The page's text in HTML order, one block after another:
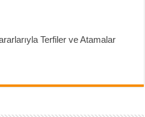
Terfiler ve Atamalar